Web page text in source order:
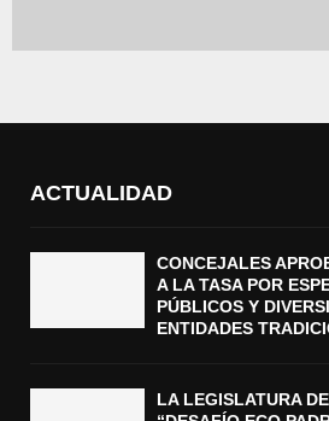
ACTUALIDAD
CONCEJALES
A LA TASA POR
PÚBLICOS Y
ENTIDADES
LA LEGISLATURA